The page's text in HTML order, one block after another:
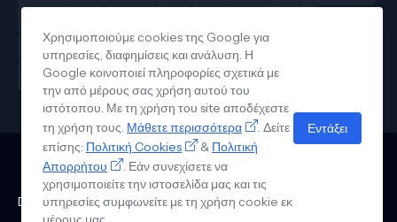
Αρχαίες τεχνολογίες
Δρόνοι
Ελληνική τεχνολογία
Ηλεκτροκίνηση
Κβαντικοί υπολογιστές
Design by - Pro Blogger Templates | Copyright © Tech News in
ΕπικοινωνίαΠολιτική ΑπορρήτουΌροι Χρήσης
Χρησιμοποιούμε cookies της Google για
υπηρεσίες, διαφημίσεις και ανάλυση. Η
Google κοινοποιεί πληροφορίες σχετικά με
την από μέρους σας χρήση αυτού του
ιστότοπου. Με τη χρήση του site αποδέχεστε
τη χρήση τους. Μάθετε περισσότερα
. Δείτε
επίσης: Πολιτική Cookies & Πολιτική
Απορρήτου
. Εάν συνεχίσετε να
χρησιμοποιείτε την ιστοσελίδα μας και τις
υπηρεσίες συμφωνείτε με τη χρήση cookie εκ
Εντάξει